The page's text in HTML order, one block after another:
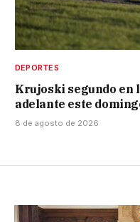
DEPORTES
Krujoski segundo
adelante este
8 de agosto de 2026